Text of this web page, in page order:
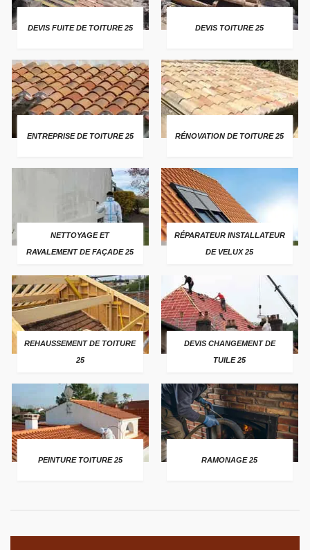
DEVIS FUITE DE TOITURE 25 DEVIS TOITURE 25
ENTREPRISE DE TOITURE 25 RÉNOVATION DE TOITURE 25
NETTOYAGE ET
RAVALEMENT DE FAÇADE 25
RÉPARATEUR INSTALLATEUR
DE VELUX 25
REHAUSSEMENT DE TOITURE
25
DEVIS CHANGEMENT DE
TUILE 25
PEINTURE TOITURE 25 RAMONAGE 25